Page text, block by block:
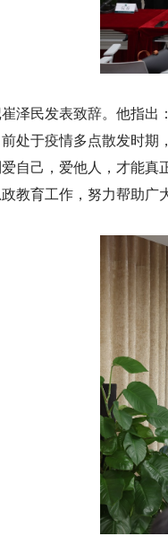
泽民发表致辞。他指
处于疫情多点散发时
自己，爱他人，才能真
教育工作，努力帮助广